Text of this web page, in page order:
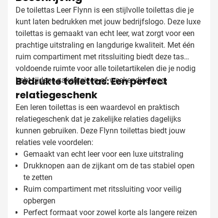
De toilettas Leer Flynn is een stijlvolle toilettas die je
kunt laten bedrukken met jouw bedrijfslogo. Deze luxe
toilettas is gemaakt van echt leer, wat zorgt voor een
prachtige uitstraling en langdurige kwaliteit. Met één
ruim compartiment met ritssluiting biedt deze tas
voldoende ruimte voor alle toiletartikelen die je nodig
hebt tijdens zakenreizen of weekendjes weg.
Bedrukte toilettas: Een perfect
relatiegeschenk
Een leren toilettas is een waardevol en praktisch
relatiegeschenk dat je zakelijke relaties dagelijks
kunnen gebruiken. Deze Flynn toilettas biedt jouw
relaties vele voordelen:
Gemaakt van echt leer voor een luxe uitstraling
Drukknopen aan de zijkant om de tas stabiel open
te zetten
Ruim compartiment met ritssluiting voor veilig
opbergen
Perfect formaat voor zowel korte als langere reizen